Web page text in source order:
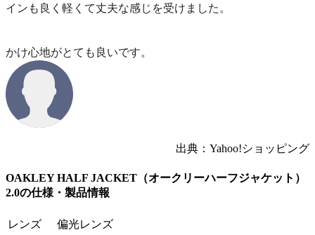
インも良く軽くて丈夫な感じを受けました。
かけ心地がとても良いです。
出典：Yahoo!ショッピング
OAKLEY HALF JACKET（オークリーハーフジャケット）
2.0の仕様・製品情報
レンズ 偏光レンズ